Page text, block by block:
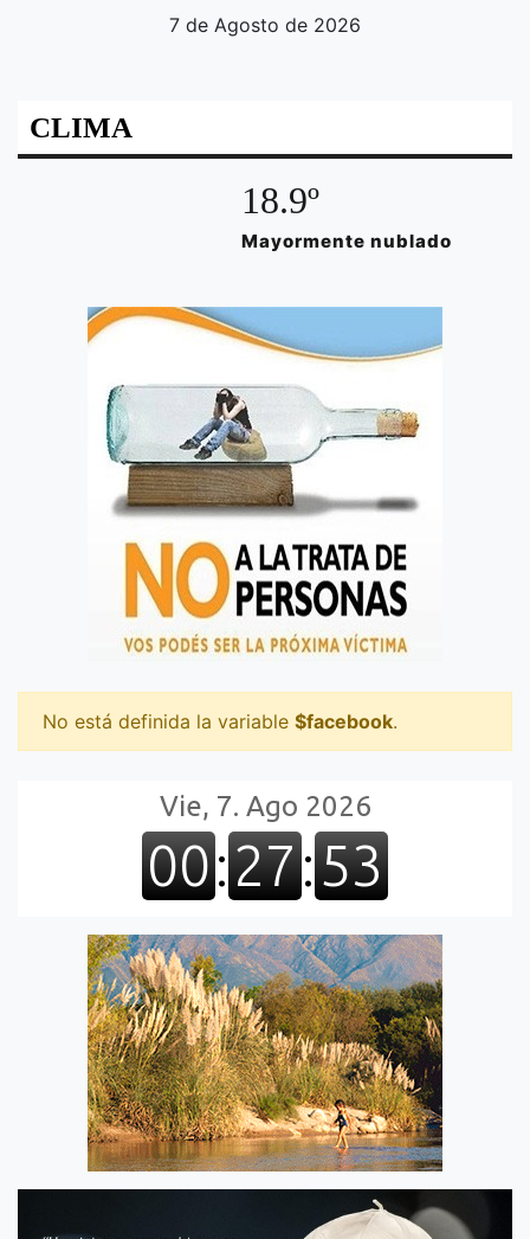
7 de Agosto de 2026
CLIMA
18.9º
Mayormente nublado
No está definida la variable $facebook.